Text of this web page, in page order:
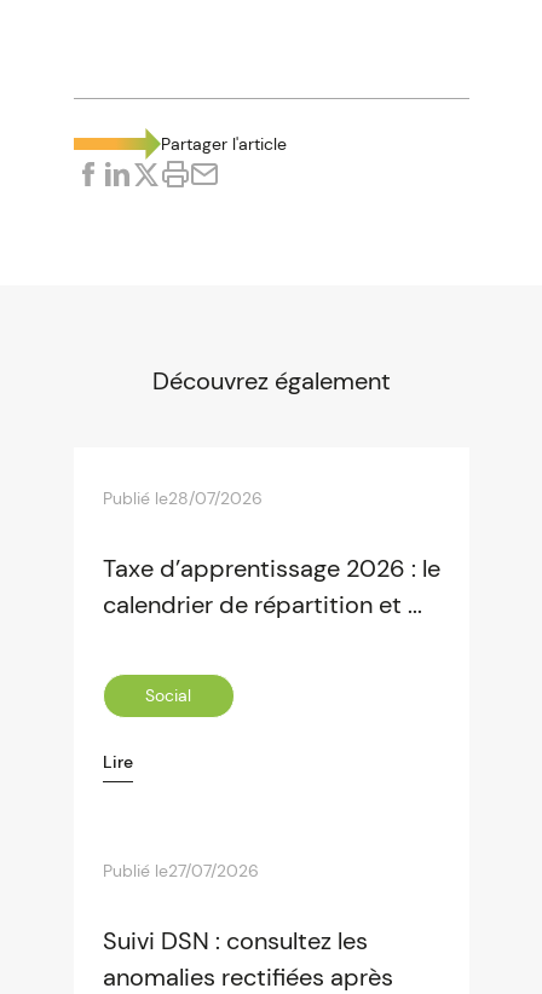
Partager l'article
Découvrez également
Publié le28/07/2026
Taxe d’apprentissage 2026 : le
calendrier de répartition et ...
Social
Lire
Publié le27/07/2026
Suivi DSN : consultez les
anomalies rectifiées après